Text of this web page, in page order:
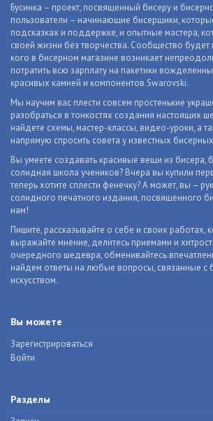
Бусинка – проект, посвященный бисеру и
пользователи – начинающие бисерщики,
подсказках и поддержке, и опытные мастера,
своей жизни без творчества. Сообщество
кого в бисерном магазине возникает
потратить всю зарплату на пакетики
красивых камней и компонентов Swarovski.
Мы научим вас плести совсем простенькие
разобраться в тонкостях создания настоящих
найдете схемы, мастер-классы, видео-уроки, а
напрямую спросить совета у известных
Вы умеете создавать красивые вещи из бисера,
солидная школа учеников? Вчера вы купили
теперь хотите сплести фенечку? А может, вы –
солидного печатного издания, посвященного
нам!
Пишите, рассказывайте о себе и своих работах,
выражайте мнение, делитесь приемами и
очередного шедевра, обменивайтесь
найдем ответы на любые вопросы, связанные с
искусством.
Вы можете
Зарегистрироваться
Войти
Разделы